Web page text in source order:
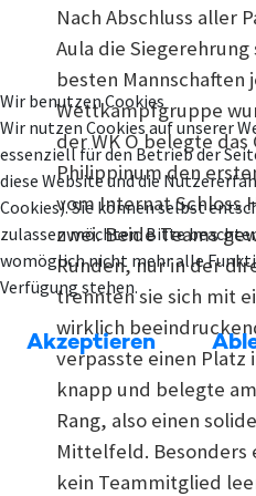
Nach Abschluss aller
Aula die
besten Mannschaften
Wettkampfgruppe
der WK O belegte das
Philippinum den
vom Internat Schloss
zwei. Beide Teams
Runden, nur in der
trennten sie sich mit
wirklich
verpasste einen Platz
knapp und belegte
Rang, also einen
Mittelfeld. Besonders
kein Teammitglied
Wir benutzen Cookies
Wir nutzen Cookies auf unserer
essenziell für den Betrieb der
diese Website und die
Cookies). Sie können selbst
zulassen möchten. Bitte
womöglich nicht mehr alle
Verfügung stehen.
Akzeptieren